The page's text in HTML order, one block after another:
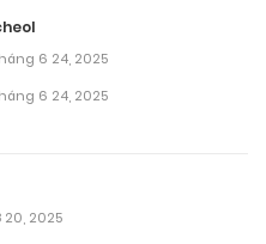
6 24, 2025
6 24, 2025
20, 2025